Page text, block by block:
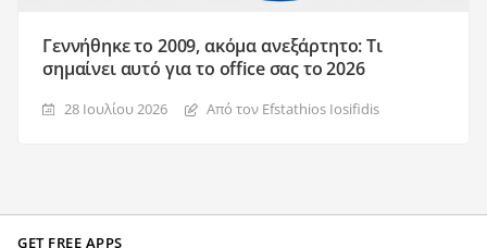
Γεννήθηκε το 2009, ακόμα ανεξάρτητο: Τι
σημαίνει αυτό για το office σας το 2026
28 Ιουλίου 2026 Από τον Efstathios Iosifidis
GET FREE APPS